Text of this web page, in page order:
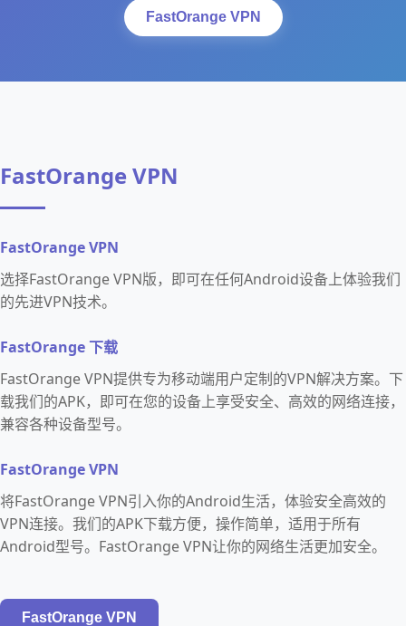
FastOrange VPN
FastOrange VPN
FastOrange VPN
选择FastOrange VPN版，即可在任何Android设备上体验我们
的先进VPN技术。
FastOrange 下载
FastOrange VPN提供专为移动端用户定制的VPN解决方案。下
载我们的APK，即可在您的设备上享受安全、高效的网络连接，
兼容各种设备型号。
FastOrange VPN
将FastOrange VPN引入你的Android生活，体验安全高效的
VPN连接。我们的APK下载方便，操作简单，适用于所有
Android型号。FastOrange VPN让你的网络生活更加安全。
FastOrange VPN